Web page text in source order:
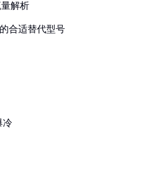
解析
合适替代型号
冷